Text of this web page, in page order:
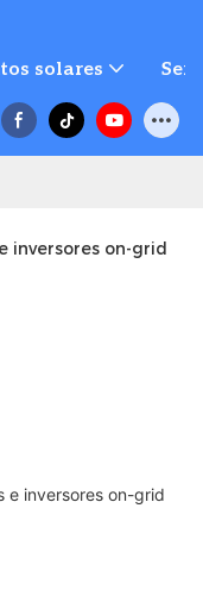
solares
inversores on-grid